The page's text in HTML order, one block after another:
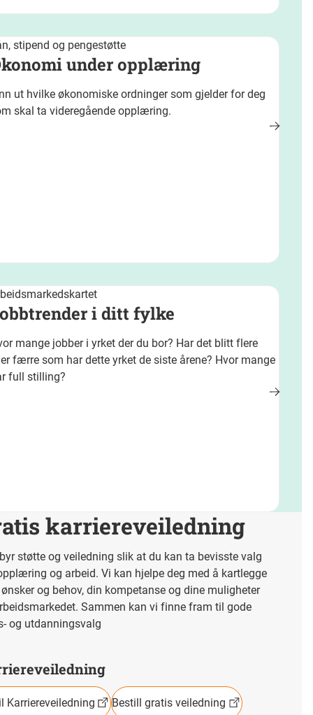
stipend og pengestøtte
under opplæring
ut hvilke økonomiske ordninger som gjelder for deg
skal ta videregående opplæring.
i ditt fylke
mange jobber i yrket der du bor? Har det blitt flere
færre som har dette yrket de siste årene? Hvor mange
full stilling?
karriereveiledning
støtte og veiledning slik at du kan ta bevisste valg
og arbeid. Vi kan hjelpe deg med å kartlegge
og behov, din kompetanse og dine muligheter
Sammen kan vi finne fram til gode
og utdanningsvalg
Karriereveiledning Bestill gratis veiledning